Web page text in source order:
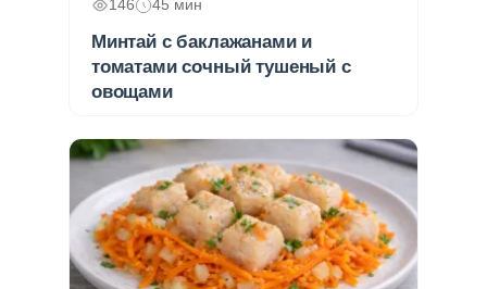
146 45 мин
Минтай с баклажанами и
томатами сочный тушеный с
овощами